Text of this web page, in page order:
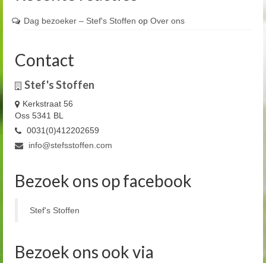
Dag bezoeker – Stef's Stoffen op Over ons
Contact
Stef's Stoffen
Kerkstraat 56
Oss 5341 BL
0031(0)412202659
info@stefsstoffen.com
Bezoek ons op facebook
Stef's Stoffen
Bezoek ons ook via